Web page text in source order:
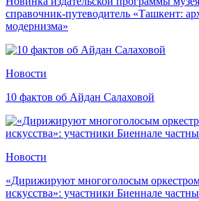
справочник-путеводитель «Ташкент:
модернизма»
Новости
10 фактов об Айдан Салаховой
Новости
«Дирижируют многоголосым
искусства»: участники Биеннале